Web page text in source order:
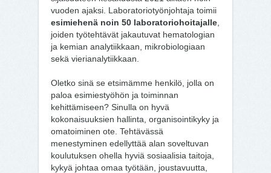
vuoden ajaksi. Laboratoriotyönjohtaja toimii
esimiehenä noin 50 laboratoriohoitajalle
joiden työtehtävät jakautuvat hematologian
ja kemian analytiikkaan, mikrobiologiaan
sekä vierianalytiikkaan.
Oletko sinä se etsimämme henkilö, jolla on
paloa esimiestyöhön ja toiminnan
kehittämiseen? Sinulla on hyvä
kokonaisuuksien hallinta, organisointikyky ja
omatoiminen ote. Tehtävässä
menestyminen edellyttää alan soveltuvan
koulutuksen ohella hyviä sosiaalisia taitoja,
kykyä johtaa omaa työtään, joustavuutta,